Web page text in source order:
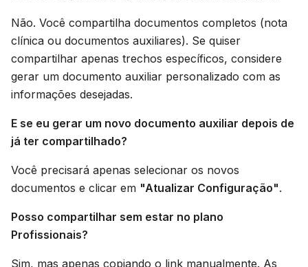
Não. Você compartilha documentos completos (nota
clínica ou documentos auxiliares). Se quiser
compartilhar apenas trechos específicos, considere
gerar um documento auxiliar personalizado com as
informações desejadas.
E se eu gerar um novo documento auxiliar depois de
já ter compartilhado?
Você precisará apenas selecionar os novos
documentos e clicar em "Atualizar Configuração".
Posso compartilhar sem estar no plano
Profissionais?
Sim, mas apenas copiando o link manualmente. As